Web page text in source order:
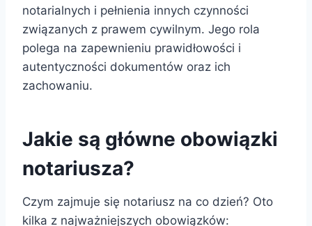
notarialnych i pełnienia innych czynności
związanych z prawem cywilnym. Jego rola
polega na zapewnieniu prawidłowości i
autentyczności dokumentów oraz ich
zachowaniu.
Jakie są główne obowiązki
notariusza?
Czym zajmuje się notariusz na co dzień? Oto
kilka z najważniejszych obowiązków: